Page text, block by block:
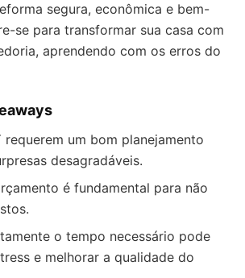
segura, econômica e bem-
se para transformar sua casa com
aprendendo com os erros do
requerem um bom planejamento
desagradáveis.
é fundamental para não
o tempo necessário pode
e melhorar a qualidade do